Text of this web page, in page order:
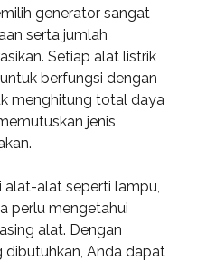
generator sangat
serta jumlah
Setiap alat listrik
berfungsi dengan
menghitung total daya
jenis
alat-alat seperti lampu,
perlu mengetahui
alat. Dengan
Anda dapat